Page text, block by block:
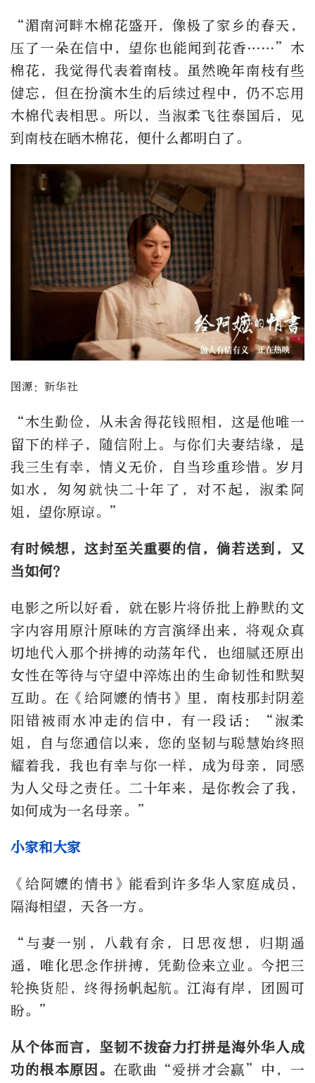
“湄南河畔木棉花盛开，像极了家乡的春天，
压了一朵在信中，望你也能闻到花香……”木
棉花，我觉得代表着南枝。虽然晚年南枝有些
健忘，但在扮演木生的后续过程中，仍不忘用
木棉代表相思。所以，当淑柔飞往泰国后，见
到南枝在晒木棉花，便什么都明白了。
图源：新华社
“木生勤俭，从未舍得花钱照相，这是他唯一
留下的样子，随信附上。与你们夫妻结缘，是
我三生有幸，情义无价，自当珍重珍惜。岁月
如水，匆匆就快二十年了，对不起，淑柔阿
姐，望你原谅。”
有时候想，这封至关重要的信，倘若送到，又
当如何？
电影之所以好看，就在影片将侨批上静默的文
字内容用原汁原味的方言演绎出来，将观众真
切地代入那个拼搏的动荡年代，也细腻还原出
女性在等待与守望中淬炼出的生命韧性和默契
互助。在《给阿嬷的情书》里，南枝那封阴差
阳错被雨水冲走的信中，有一段话：“淑柔
姐，自与您通信以来，您的坚韧与聪慧始终照
耀着我，我也有幸与你一样，成为母亲，同感
为人父母之责任。二十年来，是你教会了我，
如何成为一名母亲。”
小家和大家
《给阿嬷的情书》能看到许多华人家庭成员，
隔海相望，天各一方。
“与妻一别，八载有余，日思夜想，归期遥
遥，唯化思念作拼搏，凭勤俭来立业。今把三
轮换货船，终得扬帆起航。江海有岸，团圆可
盼。”
从个体而言，坚韧不拔奋力打拼是海外华人成
功的根本原因。 在歌曲“爱拼才会赢”中，一